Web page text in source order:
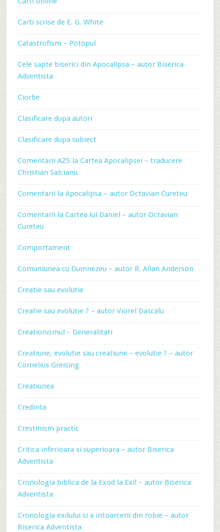
Carti scrise de E. G. White
Catastrofism – Potopul
Cele sapte biserici din Apocalipsa – autor Biserica
Adventista
Ciorbe
Clasificare dupa autori
Clasificare dupa subiect
Comentarii AZS la Cartea Apocalipsei – traducere
Christian Salcianu
Comentarii la Apocalipsa – autor Octavian Cureteu
Comentarii la Cartea lui Daniel – autor Octavian
Cureteu
Comportament
Comuniunea cu Dumnezeu – autor R. Allan Anderson
Creatie sau evolutie
Creatie sau evolutie ? – autor Viorel Dascalu
Creationismul – Generalitati
Creatiune, evolutie sau creatiune – evolutie ? – autor
Cornelius Greising
Creatiunea
Credinta
Crestinism practic
Critica inferioara si superioara – autor Biserica
Adventista
Cronologia biblica de la Exod la Exil – autor Biserica
Adventista
Cronologia exilului si a intoarcerii din robie – autor
Biserica Adventista